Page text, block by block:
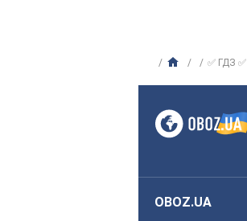
✅ ГДЗ ✅
OBOZ.UA